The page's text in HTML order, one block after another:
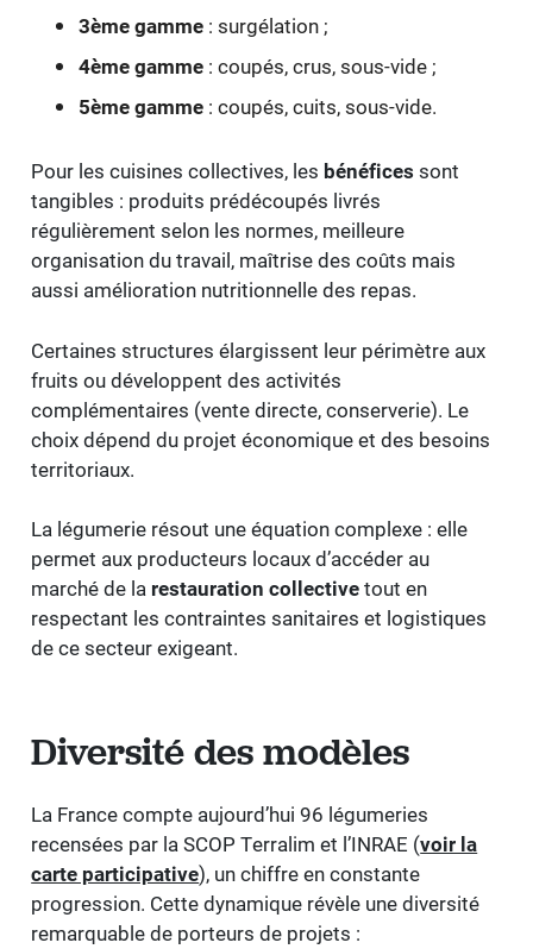
3ème gamme : surgélation ;
4ème gamme : coupés, crus, sous-vide ;
5ème gamme : coupés, cuits, sous-vide.
Pour les cuisines collectives, les bénéfices sont
tangibles : produits prédécoupés livrés
régulièrement selon les normes, meilleure
organisation du travail, maîtrise des coûts mais
aussi amélioration nutritionnelle des repas.
Certaines structures élargissent leur périmètre aux
fruits ou développent des activités
complémentaires (vente directe, conserverie). Le
choix dépend du projet économique et des besoins
territoriaux.
La légumerie résout une équation complexe : elle
permet aux producteurs locaux d’accéder au
marché de la restauration collectivetout en
respectant les contraintes sanitaires et logistiques
de ce secteur exigeant.
Diversité des modèles
La France compte aujourd’hui 96 légumeries
recensées par la SCOP Terralim et l’INRAE (voir la
carte participative), un chiffre en constante
progression. Cette dynamique révèle une diversité
remarquable de porteurs de projets :